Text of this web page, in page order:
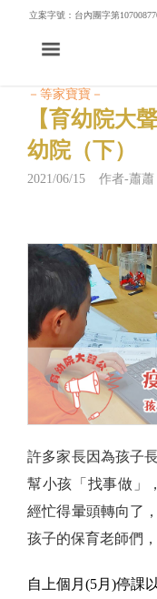
立案字號：台內團字第
－等家寶寶－
【育幼院大
幼院（下）
2021/06/15 作者-蕭蕭
許多家長因為孩子
幫小孩「找事做」
經忙得暈頭轉向了
孩子的保育老師們
自上個月(5月)停課